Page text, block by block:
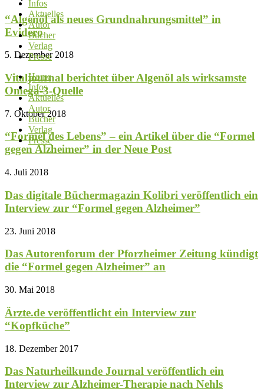
Infos
Aktuelles
Autor
Bücher
Verlag
Presse
Home
Infos
Aktuelles
Autor
Bücher
Verlag
Presse
“Algenöl als neues Grundnahrungsmittel” in
Evidero
5. Dezember 2018
Vitaljournal berichtet über Algenöl als wirksamste
Omega-3-Quelle
7. Oktober 2018
“Formel des Lebens” – ein Artikel über die “Formel
gegen Alzheimer” in der Neue Post
4. Juli 2018
Das digitale Büchermagazin Kolibri veröffentlich ein
Interview zur “Formel gegen Alzheimer”
23. Juni 2018
Das Autorenforum der Pforzheimer Zeitung kündigt
die “Formel gegen Alzheimer” an
30. Mai 2018
Ärzte.de veröffentlicht ein Interview zur
“Kopfküche”
18. Dezember 2017
Das Naturheilkunde Journal veröffentlich ein
Interview zur Alzheimer-Therapie nach Nehls